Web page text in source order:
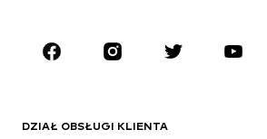
Akcesoria
Premium
Nowości
DZIAŁ OBSŁUGI KLIENTA